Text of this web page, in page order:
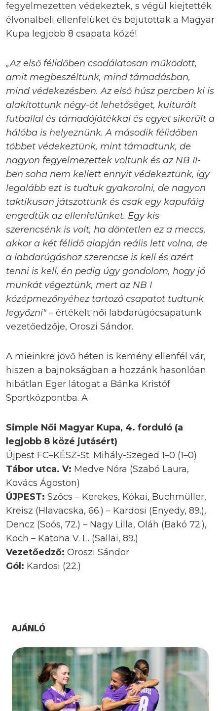
fegyelmezetten védekeztek, s végül kiejtették
élvonalbeli ellenfelüket és bejutottak a Magyar
Kupa legjobb 8 csapata közé!
„Az első félidőben csodálatosan működött,
amit megbeszéltünk, mind támadásban,
mind védekezésben. Az első húsz percben ki is
alakítottunk négy-öt lehetőséget, kulturált
futballal és támadójátékkal és egyet sikerült a
hálóba is helyeznünk. A második félidőben
többet védekeztünk, mint támadtunk, de
nagyon fegyelmezettek voltunk és az NB II-
ben soha nem kellett ennyit védekeztünk, így
legalább ezt is tudtuk gyakorolni, de nagyon
taktikusan játszottunk és csak egy kapufáig
engedtük az ellenfelünket. Egy kis
szerencsénk is volt, ha döntetlen ez a meccs,
akkor a két félidő alapján reális lett volna, de
a labdarúgáshoz szerencse is kell és azért
tenni is kell, én pedig úgy gondolom, hogy jó
munkát végeztünk, mert az NB I
középmezőnyéhez tartozó csapatot tudtunk
legyőzni" – értékelt női labdarúgócsapatunk
vezetőedzője, Oroszi Sándor.
A mieinkre jövő héten is kemény ellenfél vár,
hiszen a bajnokságban a hozzánk hasonlóan
hibátlan Eger látogat a Bánka Kristóf
Sportközpontba. A
Simple Női Magyar Kupa, 4. forduló (a
legjobb 8 közé jutásért)
Újpest FC–KÉSZ-St. Mihály-Szeged 1–0 (1–0)
Tábor utca. V: Medve Nóra (Szabó Laura,
Kovács Ágoston)
ÚJPEST: Szőcs – Kerekes, Kókai, Buchmüller,
Kreisz (Hlavacska, 66.) – Kardosi (Enyedy, 89.),
Dencz (Soós, 72.) – Nagy Lilla, Oláh (Bakó 72.),
Koch – Katona V. L. (Sallai, 89.)
Vezetőedző: Oroszi Sándor
Gól: Kardosi (22.)
AJÁNLÓ